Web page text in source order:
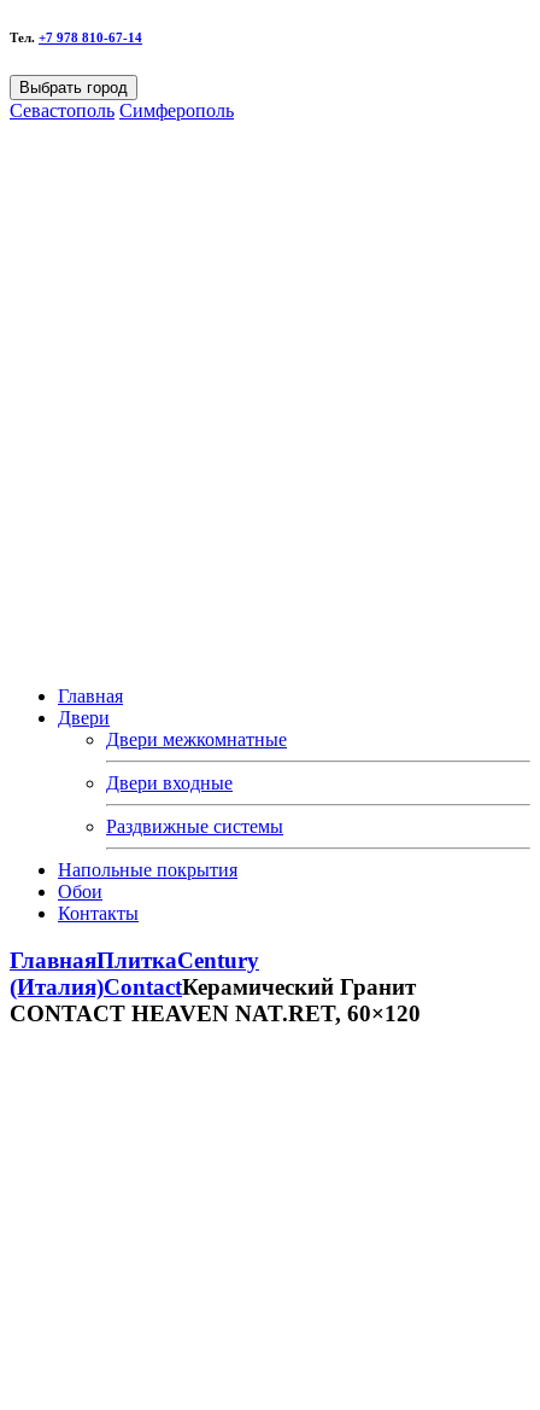
Тел. +7 978 810-67-14
Выбрать город
Севастополь Симферополь
Главная
Двери
Двери межкомнатные
Двери входные
Раздвижные системы
Напольные покрытия
Обои
Контакты
ГлавнаяПлиткаCentury
(Италия)ContactКерамический Гранит
CONTACT HEAVEN NAT.RET, 60×120